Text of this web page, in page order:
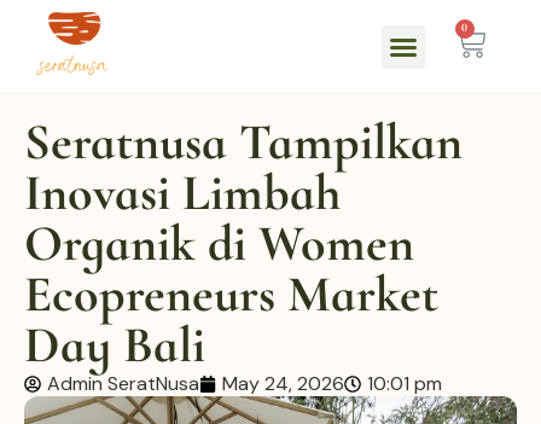
0
Seratnusa Tampilkan
Inovasi Limbah
Organik di Women
Ecopreneurs Market
Day Bali
Admin SeratNusa May 24, 2026 10:01 pm